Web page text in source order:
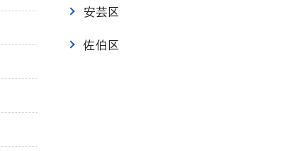
安芸区
佐伯区